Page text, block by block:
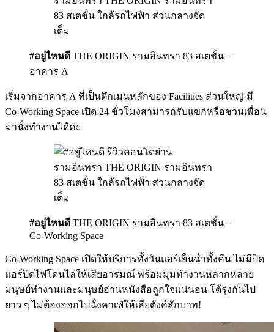
#อยู่ไหนดี THE ORIGIN รามอินทรา 83 สเตชั่น –
อาคาร A
เริ่มจากอาคาร A ที่เป็นตึกเมนหลักของ Facilities ส่วนใหญ่ มี
Co-Working Space เปิด 24 ชั่วโมงสามารถรับแขกหรือชวนเพื่อน
มานั่งทำงานได้ค่ะ
#อยู่ไหนดี THE ORIGIN รามอินทรา 83 สเตชั่น –
Co-Working Space
Co-Working Space เปิดให้บริการทั้งวันแอร์เย็นฉ่ำทั้งคืน ไม่มีปิด
แอร์ปิดไฟโดนไล่ให้เสียอารมณ์ พร้อมมุมทำงานหลากหลาย
มนุษย์ทำงานและมนุษย์อ่านหนังสือถูกใจแน่นอน โต้รุ่งกันไป
ยาว ๆ ไม่ต้องออกไปนั่งคาเฟ่ให้เสียตังค์สักบาท!